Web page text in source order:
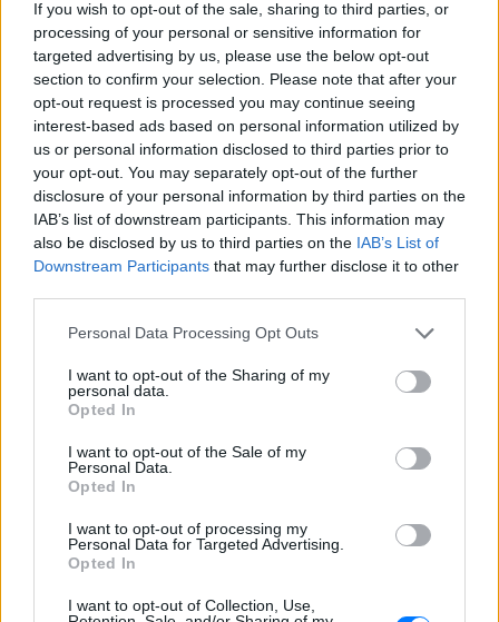
If you wish to opt-out of the sale, sharing to third parties, or
processing of your personal or sensitive information for
targeted advertising by us, please use the below opt-out
section to confirm your selection. Please note that after your
opt-out request is processed you may continue seeing
interest-based ads based on personal information utilized by
us or personal information disclosed to third parties prior to
your opt-out. You may separately opt-out of the further
disclosure of your personal information by third parties on the
IAB’s list of downstream participants. This information may
also be disclosed by us to third parties on the IAB’s List of
Downstream Participants that may further disclose it to other
Personal Data Processing Opt Outs
I want to opt-out of the Sharing of my
personal data.
Opted In
I want to opt-out of the Sale of my
Personal Data.
Opted In
I want to opt-out of processing my
Personal Data for Targeted Advertising.
Opted In
I want to opt-out of Collection, Use,
ΣΤΗΝ ΙΔΙΑ ΚΑΤΗΓΟΡΙΑ
Τροχαίο στις Σέρρες: «Έχασα τη
γυναίκα και το παιδί μου, τα
έχασα όλα» ‑ Ο πόνος του
πατέρα
ΣΉΜΕΡΑ
Μητέρα 43 ετών και ο 21χρονος γιος της
σκοτώθηκαν σε μετωπική σύγκρουση με
φορτηγό στην επαρχιακή οδό Αμφίπολης
– Δράμας, κοντά στην Παλαιοκώμη.
τζάμι του οδηγού – «Μην κάνεις
ΣΉΜΕΡΑ
καρφώθηκε πάνω σε κολονάκια.
μεταλλική σφαίρα με
ανθρώπινο σώμα στα νέα
ΣΉΜΕΡΑ